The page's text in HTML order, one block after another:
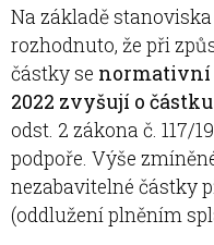
Na základě
rozhodnuto, že při
částky se normativní
2022 zvyšují o částku
odst. 2 zákona č. 117/
podpoře. Výše
nezabavitelné částky
(oddlužení plněním